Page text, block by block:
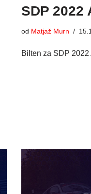
SDP 2022
od Matjaž Murn
Bilten za SDP 2022